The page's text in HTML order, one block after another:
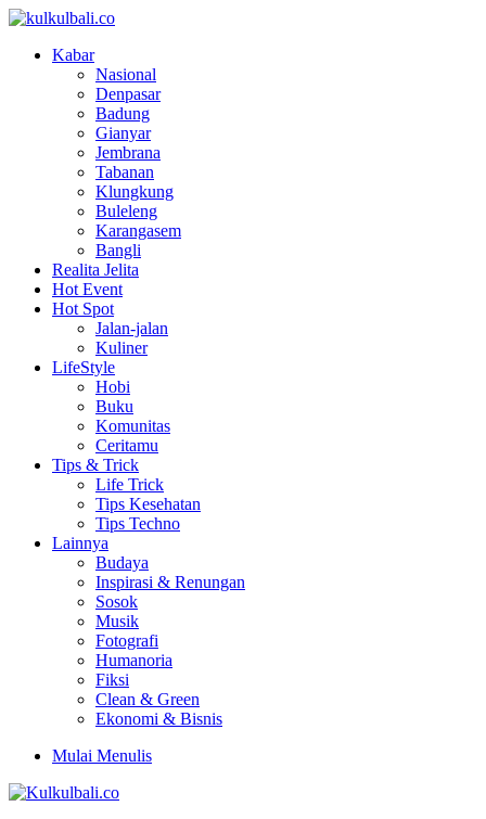
Kabar
Nasional
Denpasar
Badung
Gianyar
Jembrana
Tabanan
Klungkung
Buleleng
Karangasem
Bangli
Realita Jelita
Hot Event
Hot Spot
Jalan-jalan
Kuliner
LifeStyle
Hobi
Buku
Komunitas
Ceritamu
Tips & Trick
Life Trick
Tips Kesehatan
Tips Techno
Lainnya
Budaya
Inspirasi & Renungan
Sosok
Musik
Fotografi
Humanoria
Fiksi
Clean & Green
Ekonomi & Bisnis
Mulai Menulis